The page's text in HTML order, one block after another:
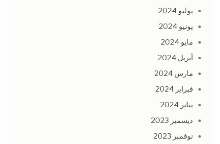
يوليو 2024
يونيو 2024
مايو 2024
أبريل 2024
مارس 2024
فبراير 2024
يناير 2024
ديسمبر 2023
نوفمبر 2023